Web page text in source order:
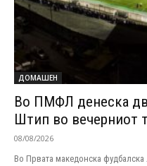
ДОМАШЕН
Во ПМФЛ денеска
Штип во вечерниот
08/08/2026
Во Првата македонска фудбалска